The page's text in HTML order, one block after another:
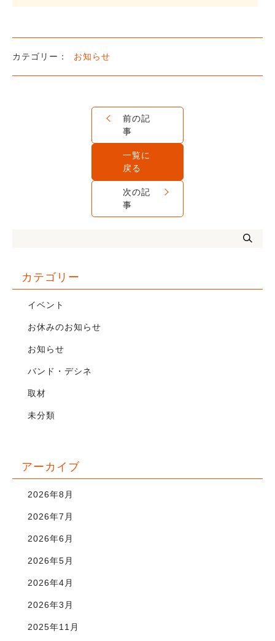
お知らせ
前の記
事
一覧に
戻る
次の記
事
カテゴリー
イベント
お休みのお知らせ
お知らせ
バンド・デシネ
取材
未分類
アーカイブ
2026年8月
2026年7月
2026年6月
2026年5月
2026年4月
2026年3月
2025年11月